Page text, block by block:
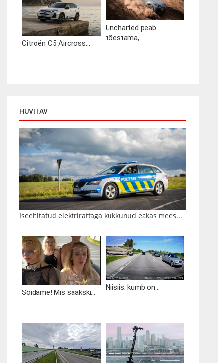
Citroën C5 Aircross...
Uncharted peab
tõestama,...
HUVITAV
Iseehitatud elektrirattaga kukkunud eakas mees...
Sõidame! Mis saakski...
Niisiis, kumb on...